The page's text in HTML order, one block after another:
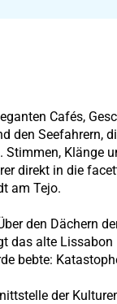
Cafés,
den Seefahrern,
Stimmen, Klänge
direkt in die
am Tejo.
den Dächern
das alte Lissabon
bebte:
der